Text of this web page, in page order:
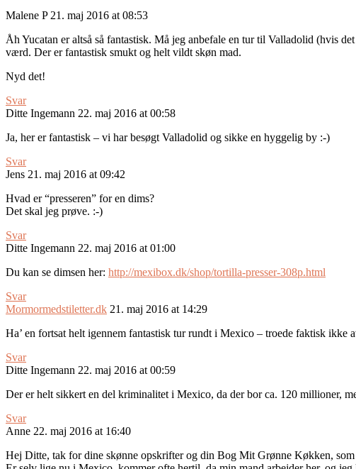
Malene P 21. maj 2016 at 08:53
Åh Yucatan er altså så fantastisk. Må jeg anbefale en tur til Valladolid (hvis
værd. Der er fantastisk smukt og helt vildt skøn mad.
Nyd det!
Svar
Ditte Ingemann 22. maj 2016 at 00:58
Ja, her er fantastisk – vi har besøgt Valladolid og sikke en hyggelig by :-)
Svar
Jens 21. maj 2016 at 09:42
Hvad er “presseren” for en dims?
Det skal jeg prøve. :-)
Svar
Ditte Ingemann 22. maj 2016 at 01:00
Du kan se dimsen her: http://mexibox.dk/shop/tortilla-presser-308p.html
Svar
Mormormedstiletter.dk 21. maj 2016 at 14:29
Ha’ en fortsat helt igennem fantastisk tur rundt i Mexico – troede faktisk
Svar
Ditte Ingemann 22. maj 2016 at 00:59
Der er helt sikkert en del kriminalitet i Mexico, da der bor ca. 120 millioner,
Svar
Anne 22. maj 2016 at 16:40
Hej Ditte, tak for dine skønne opskrifter og din Bog Mit Grønne Køkken,